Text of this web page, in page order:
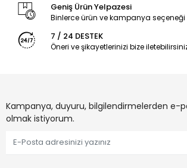
Geniş Ürün Yelpazesi
Binlerce ürün ve kampanya seçeneği
7 / 24 DESTEK
Öneri ve şikayetlerinizi bize
Kampanya, duyuru, bilgilendirmelerden e-
olmak istiyorum.